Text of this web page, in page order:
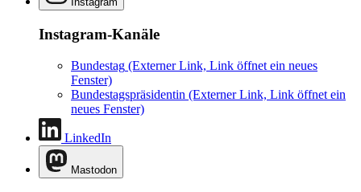
Instagram-Kanäle
Bundestag (Externer Link, Link öffnet ein neues
Fenster)
Bundestagspräsidentin (Externer Link, Link öffnet ein
neues Fenster)
LinkedIn
Mastodon